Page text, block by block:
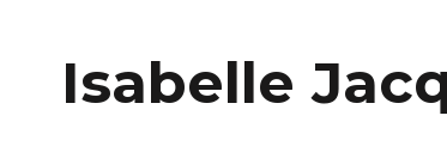
Isabelle